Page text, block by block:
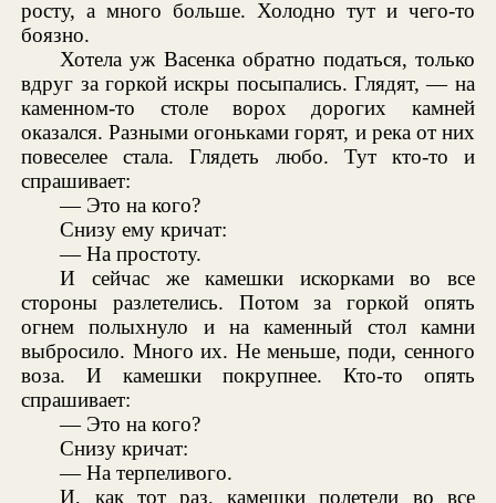
росту, а много больше. Холодно тут и чего-то
боязно.
Хотела уж Васенка обратно податься, только
вдруг за горкой искры посыпались. Глядят, — на
каменном-то столе ворох дорогих камней
оказался. Разными огоньками горят, и река от них
повеселее стала. Глядеть любо. Тут кто-то и
спрашивает:
— Это на кого?
Снизу ему кричат:
— На простоту.
И сейчас же камешки искорками во все
стороны разлетелись. Потом за горкой опять
огнем полыхнуло и на каменный стол камни
выбросило. Много их. Не меньше, поди, сенного
воза. И камешки покрупнее. Кто-то опять
спрашивает:
— Это на кого?
Снизу кричат:
— На терпеливого.
И, как тот раз, камешки полетели во все